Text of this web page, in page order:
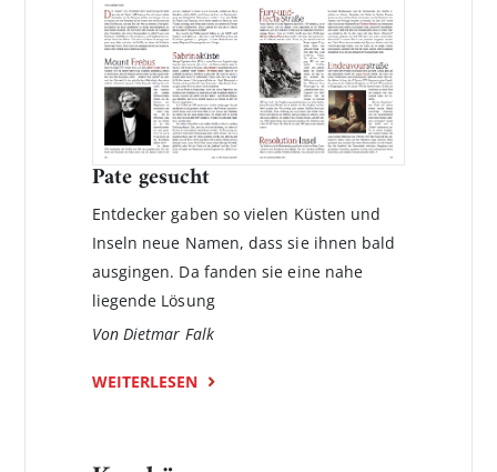
Pate gesucht
Entdecker gaben so vielen Küsten und
Inseln neue Namen, dass sie­ ihnen bald
ausgingen. Da fanden sie eine nahe
liegende Lösung
Von Dietmar Falk
WEITERLESEN